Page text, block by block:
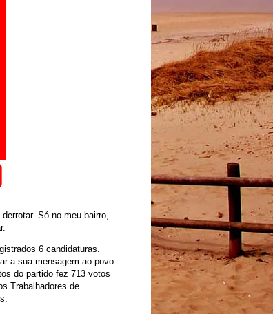
Só no meu bairro,
6 candidaturas.
a sua mensagem ao povo
do partido fez 713 votos
Trabalhadores de